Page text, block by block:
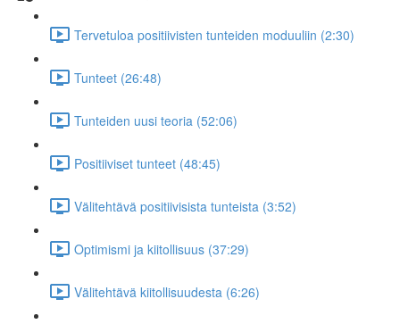
Tervetuloa positiivisten tunteiden moduuliin (2:30)
Tunteet (26:48)
Tunteiden uusi teoria (52:06)
Positiiviset tunteet (48:45)
Välitehtävä positiivisista tunteista (3:52)
Optimismi ja kiitollisuus (37:29)
Välitehtävä kiitollisuudesta (6:26)